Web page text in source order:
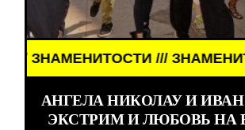
///
АНГЕЛА НИКОЛАУ И
ЭКСТРИМ И ЛЮБОВЬ НА